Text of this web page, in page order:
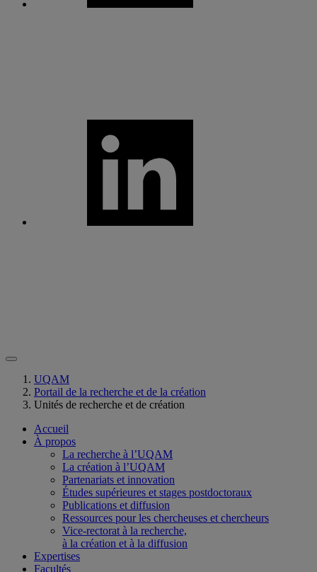
UQAM
Portail de la recherche et de la création
Unités de recherche et de création
Accueil
À propos
La recherche à l’UQAM
La création à l’UQAM
Partenariats et innovation
Études supérieures et stages postdoctoraux
Publications et diffusion
Ressources pour les chercheuses et chercheurs
Vice-rectorat à la recherche,
à la création et à la diffusion
Expertises
Facultés